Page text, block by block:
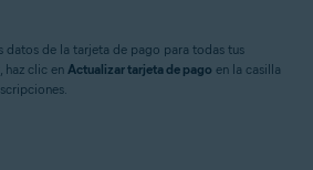
datos de la tarjeta de pago para todas tus
haz clic en Actualizar tarjeta de pago en la casilla